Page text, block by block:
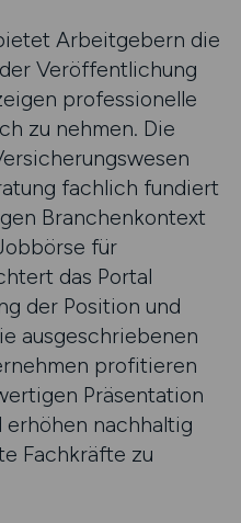
Arbeitgebern die
Veröffentlichung
professionelle
zu nehmen. Die
fachlich fundiert
Branchenkontext
für
das Portal
der Position und
ausgeschriebenen
profitieren
Präsentation
erhöhen nachhaltig
Fachkräfte zu